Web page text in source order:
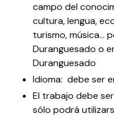
campo del
cultura, lengua,
turismo, música...
Duranguesado o
Duranguesado
Idioma: debe ser
El trabajo debe
sólo podrá